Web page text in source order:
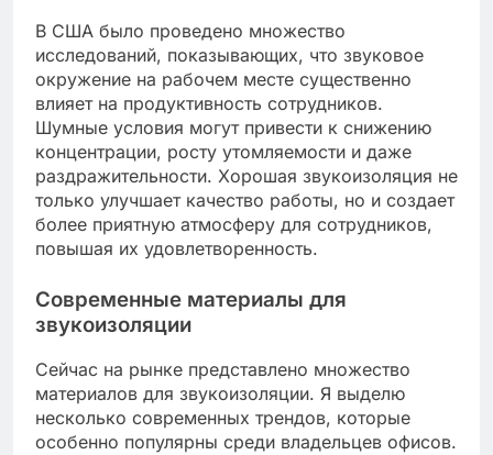
В США было проведено множество
исследований, показывающих, что звуковое
окружение на рабочем месте существенно
влияет на продуктивность сотрудников.
Шумные условия могут привести к снижению
концентрации, росту утомляемости и даже
раздражительности. Хорошая звукоизоляция не
только улучшает качество работы, но и создает
более приятную атмосферу для сотрудников,
повышая их удовлетворенность.
Современные материалы для
звукоизоляции
Сейчас на рынке представлено множество
материалов для звукоизоляции. Я выделю
несколько современных трендов, которые
особенно популярны среди владельцев офисов.